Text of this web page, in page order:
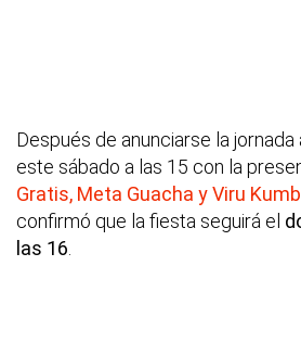
Después de anunciarse la jornada
este sábado a las 15 con la
Gratis, Meta Guacha y Viru
confirmó que la fiesta seguirá el
las 16.